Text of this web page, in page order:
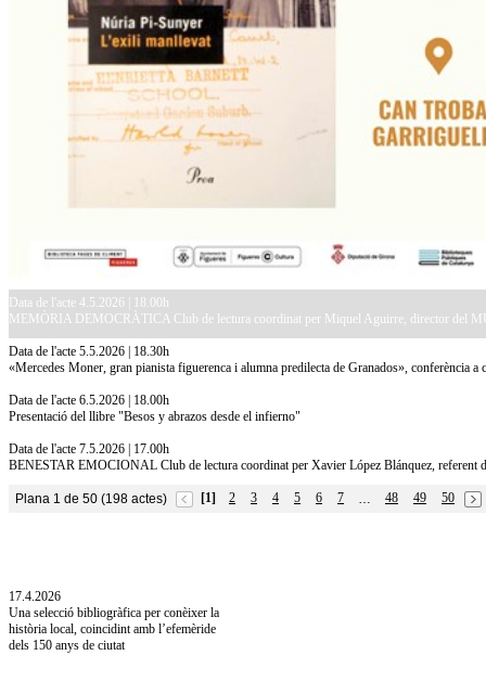
Data de l'acte 4.5.2026 | 18.00h
MEMÒRIA DEMOCRÀTICA Club de lectura coordinat per Miquel Aguirre, director del
Data de l'acte 5.5.2026 | 18.30h
«Mercedes Moner, gran pianista figuerenca i alumna predilecta de Granados», conferència a
Data de l'acte 6.5.2026 | 18.00h
Presentació del llibre "Besos y abrazos desde el infierno"
Data de l'acte 7.5.2026 | 17.00h
BENESTAR EMOCIONAL Club de lectura coordinat per Xavier López Blánquez, referent
Plana 1 de 50 (198 actes) [1] 2 3 4 5 6 7 … 48 49
50
17.4.2026
Una selecció bibliogràfica per conèixer la
història local, coincidint amb l’efemèride
dels 150 anys de ciutat